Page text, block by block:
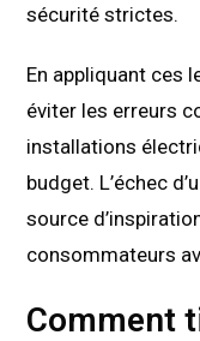
sécurité strictes.
En appliquant ces
éviter les erreurs
installations
budget. L’échec
source
consommateurs
Comment